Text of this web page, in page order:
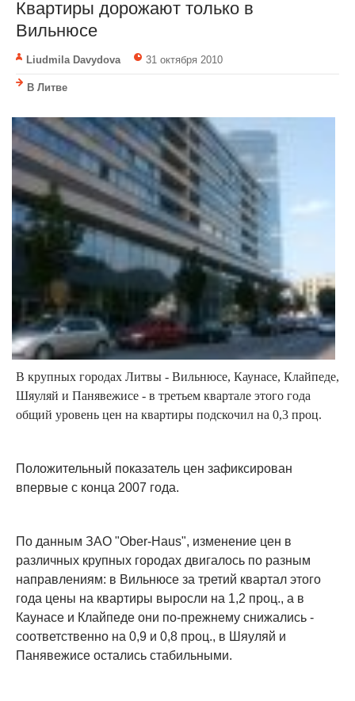
Квартиры дорожают только в
Вильнюсе
Liudmila Davydova 31 октября 2010
В Литве
В крупных городах Литвы - Вильнюсе, Каунасе, Клайпеде,
Шяуляй и Панявежисе - в третьем квартале этого года
общий уровень цен на квартиры подскочил на 0,3 проц.
Положительный показатель цен зафиксирован
впервые с конца 2007 года.
По данным ЗАО "Ober-Haus", изменение цен в
различных крупных городах двигалось по разным
направлениям: в Вильнюсе за третий квартал этого
года цены на квартиры выросли на 1,2 проц., а в
Каунасе и Клайпеде они по-прежнему снижались -
соответственно на 0,9 и 0,8 проц., в Шяуляй и
Панявежисе остались стабильными.